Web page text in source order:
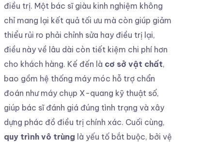
điều trị. Một bác sĩ giàu kinh nghiệm không
chỉ mang lại kết quả tối ưu mà còn giúp giảm
thiểu rủi ro phải chỉnh sửa hay điều trị lại,
điều này về lâu dài còn tiết kiệm chi phí hơn
cho khách hàng. Kế đến là cơ sở vật chất,
bao gồm hệ thống máy móc hỗ trợ chẩn
đoán như máy chụp X-quang kỹ thuật số,
giúp bác sĩ đánh giá đúng tình trạng và xây
dựng phác đồ điều trị chính xác. Cuối cùng,
quy trình vô trùng là yếu tố bắt buộc, bởi vệ